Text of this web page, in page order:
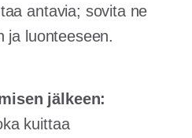
antavia; sovita ne
ja luonteeseen.
jälkeen:
kuittaa